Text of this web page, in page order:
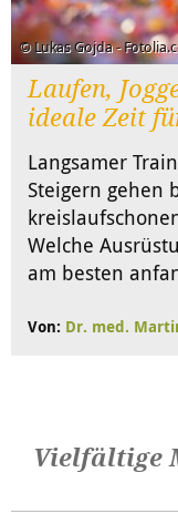
© Lukas Gojda -
Laufen,
ideale Zeit
Langsamer
Steigern gehen
Welche
am besten
Von: Dr. med.
Vielfältige